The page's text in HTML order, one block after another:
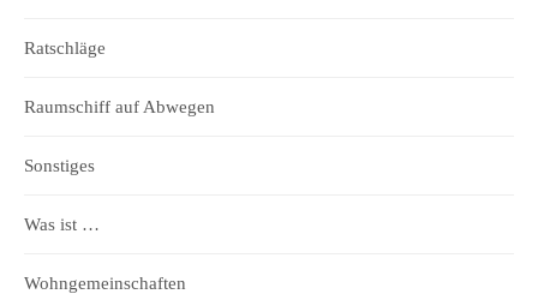
Ratschläge
Raumschiff auf Abwegen
Sonstiges
Was ist …
Wohngemeinschaften